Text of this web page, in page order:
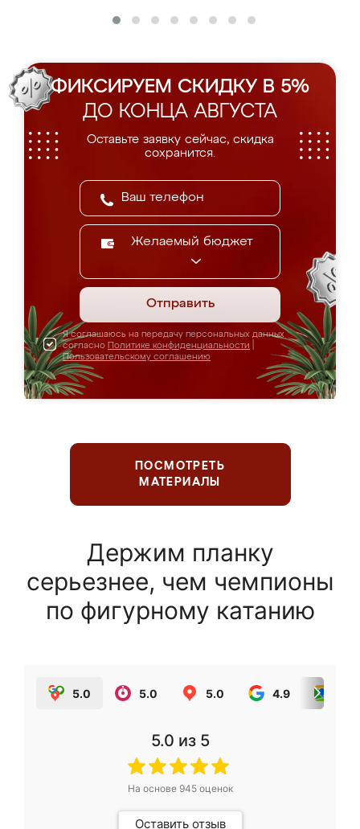
ФИКСИРУЕМ СКИДКУ В 5%
ДО КОНЦА АВГУСТА
Оставьте заявку сейчас, скидка
сохранится.
Желаемый бюджет
Отправить
Я соглашаюсь на передачу персональных данных
согласно Политике конфиденциальности
Пользовательскому соглашению
ПОСМОТРЕТЬ
МАТЕРИАЛЫ
Держим планку
серьезнее, чем чемпионы
по фигурному катанию
5.0 5.0 5.0 4.9
5.0 из 5
На основе 945оценок
Оставить отзыв